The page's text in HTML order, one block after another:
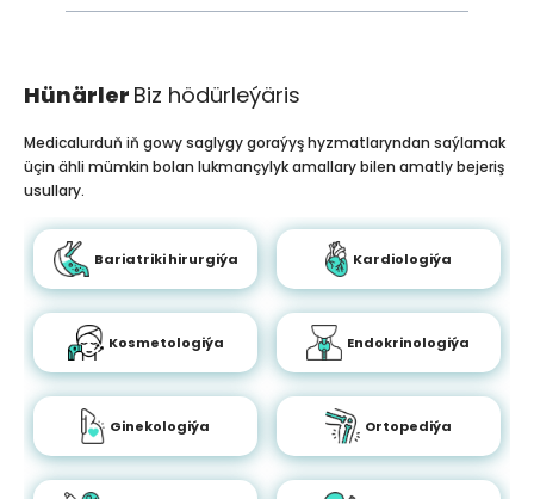
Hünärler Biz hödürleýäris
Medicalurduň iň gowy saglygy goraýyş hyzmatlaryndan saýlamak
üçin ähli mümkin bolan lukmançylyk amallary bilen amatly bejeriş
usullary.
Bariatriki hirurgiýa Kardiologiýa
Kosmetologiýa Endokrinologiýa
Ginekologiýa Ortopediýa